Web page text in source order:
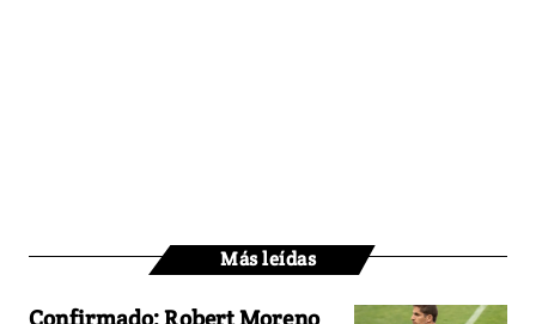
Más leídas
Confirmado: Robert Moreno